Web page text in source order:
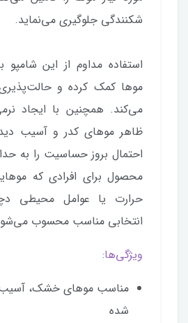
شکنندگی جلوگیری می‌نماید.
استفاده مداوم از این شامپو
موها کمک کرده و
می‌کند. همچنین با ایجاد
ظاهر موهای کدر و آسیب
احتمال بروز حساسیت را به
محصول برای افرادی که
حرارت یا عوامل محیطی
انتخابی مناسب محسوب
ویژگی‌ها:
مناسب موهای خشک،
شده